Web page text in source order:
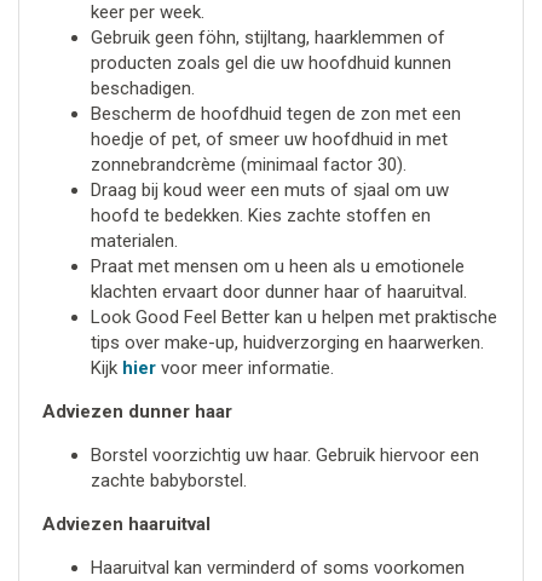
keer per week.
Gebruik geen föhn, stijltang, haarklemmen of
producten zoals gel die uw hoofdhuid kunnen
beschadigen.
Bescherm de hoofdhuid tegen de zon met een
hoedje of pet, of smeer uw hoofdhuid in met
zonnebrandcrème (minimaal factor 30).
Draag bij koud weer een muts of sjaal om uw
hoofd te bedekken. Kies zachte stoffen en
materialen.
Praat met mensen om u heen als u emotionele
klachten ervaart door dunner haar of haaruitval.
Look Good Feel Better kan u helpen met praktische
tips over make-up, huidverzorging en haarwerken.
Kijk hiervoor meer informatie.
Adviezen dunner haar
Borstel voorzichtig uw haar. Gebruik hiervoor een
zachte babyborstel.
Adviezen haaruitval
Haaruitval kan verminderd of soms voorkomen